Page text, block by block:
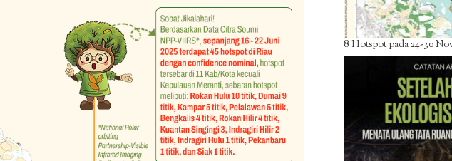
8 Hotspot pada 24-30